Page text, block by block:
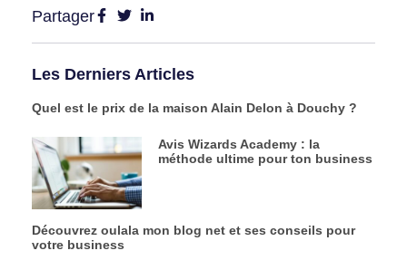
Partager
Les Derniers Articles
Quel est le prix de la maison Alain Delon à Douchy ?
Avis Wizards Academy : la
méthode ultime pour ton business
Découvrez oulala mon blog net et ses conseils pour
votre business